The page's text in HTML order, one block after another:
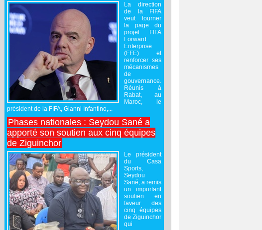
La direction
de la FIFA
veut tourner
la page du
projet FIFA
Forward
Enterprise
(FFE) et
renforcer ses
mécanismes
de
gouvernance.
Réunis à
Rabat, au
Maroc, le
président de la FIFA, Gianni Infantino,...
Phases nationales : Seydou Sané a
apporté son soutien aux cinq équipes
de Ziguinchor
Le président
du Casa
Sports,
Seydou
Sané, a remis
un important
soutien en
faveur des
cinq équipes
de Ziguinchor
qui